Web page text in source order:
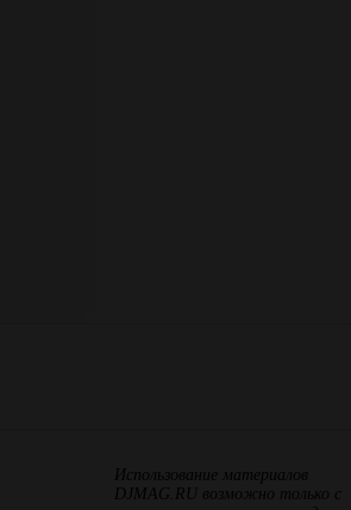
Использование материалов
DJMAG.RU возможно только с